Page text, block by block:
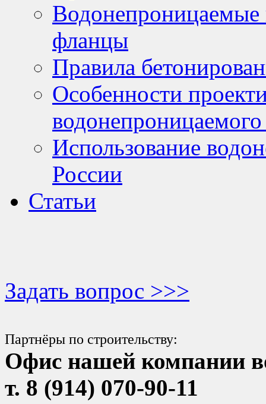
фланцы
Правила
Особенности
водонепроницаемого
Использование
России
Статьи
Задать вопрос >>>
Партнёры по строительству:
Офис нашей компании
т. 8 (914) 070-90-11